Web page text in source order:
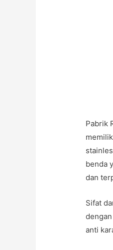
Pabrik
benda
dan
Sifat
anti